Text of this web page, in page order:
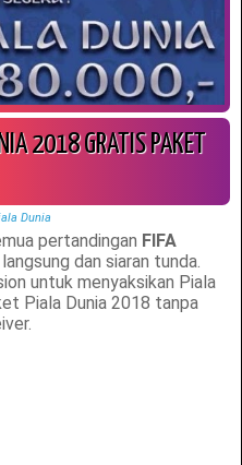
2018 GRATIS PAKET
Dunia
pertandingan FIFA
dan siaran tunda.
untuk menyaksikan Piala
Piala Dunia 2018 tanpa